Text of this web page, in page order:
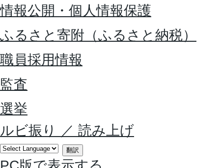
情報公開・個人情報保護
ふるさと寄附（ふるさと納税）
職員採用情報
監査
選挙
ルビ振り
／ 読み上げ
翻訳